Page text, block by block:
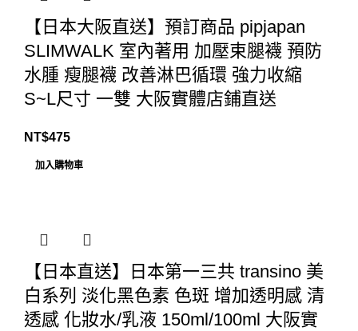
【日本大阪直送】預訂商品 pipjapan
SLIMWALK 室內著用 加壓束腿襪 預防
水腫 瘦腿襪 改善淋巴循環 強力收縮
S~L尺寸 一雙 大阪實體店鋪直送
NT$475
加入購物車
【日本直送】日本第一三共 transino 美
白系列 淡化黑色素 色斑 增加透明感 清
透感 化妝水/乳液 150ml/100ml 大阪實